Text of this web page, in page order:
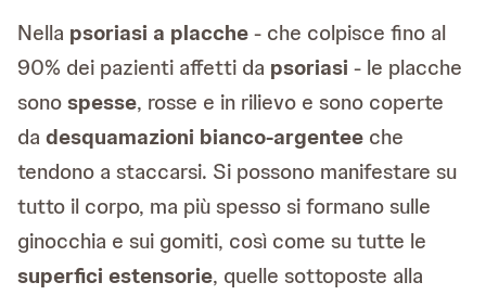
Nella psoriasi a placche- che colpisce fino al
90% dei pazienti affetti da psoriasi - le placche
sonospesse, rosse e in rilievo e sono coperte
da desquamazioni bianco-argentee che
tendono a staccarsi. Si possono manifestare su
tutto il corpo, ma più spesso si formano sulle
ginocchia e sui gomiti, così come su tutte le
superfici estensorie, quelle sottoposte alla